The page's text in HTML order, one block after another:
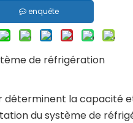
enquête
de réfrigération
la capacité
du système de